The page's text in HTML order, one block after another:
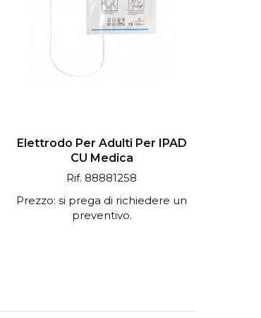
Elettrodo Per Adulti Per IPAD
CU Medica
Rif. 88881258
Prezzo: si prega di richiedere un
preventivo.